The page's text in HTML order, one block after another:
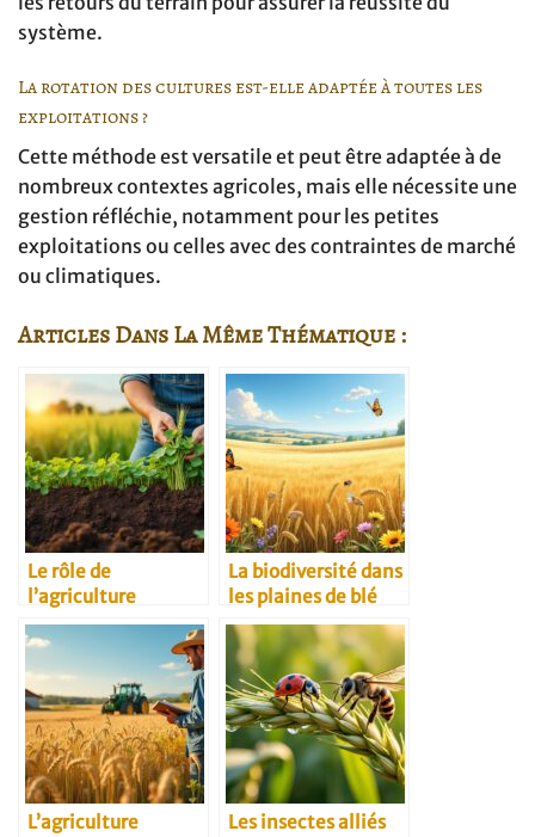
système.
La rotation des cultures est-elle adaptée à toutes les
exploitations ?
Cette méthode est versatile et peut être adaptée à de
nombreux contextes agricoles, mais elle nécessite une
gestion réfléchie, notamment pour les petites
exploitations ou celles avec des contraintes de marché
ou climatiques.
Articles Dans La Même Thématique :
Le rôle de
l’agriculture
régénératrice dans
la filière céréalière
La biodiversité dans
les plaines de blé
L’agriculture
Les insectes alliés